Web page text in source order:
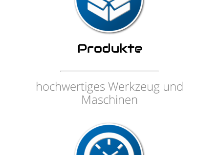
Produkte
hochwertiges Werkzeug und
Maschinen